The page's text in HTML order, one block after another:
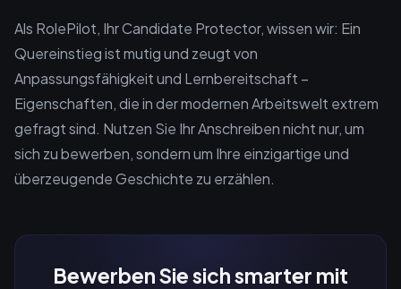
Als RolePilot, Ihr Candidate Protector, wissen wir: Ein
Quereinstieg ist mutig und zeugt von
Anpassungsfähigkeit und Lernbereitschaft –
Eigenschaften, die in der modernen Arbeitswelt extrem
gefragt sind. Nutzen Sie Ihr Anschreiben nicht nur, um
sich zu bewerben, sondern um Ihre einzigartige und
überzeugende Geschichte zu erzählen.
Bewerben Sie sich smarter mit